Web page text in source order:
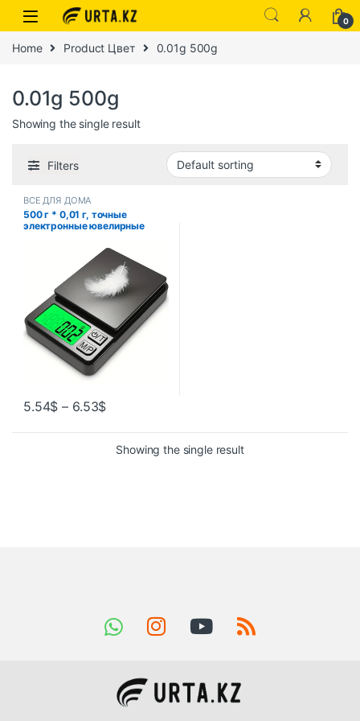
0
Home Product Цвет 0.01g 500g
0.01g 500g
Showing the single result
Filters
ВСЕ ДЛЯ ДОМА
500 г * 0,01 г, точные
электронные ювелирные
прецизионные весы,
портативная функция
калибровки, ультра-четкий
дисплей
5.54$ – 6.53$
Showing the single result